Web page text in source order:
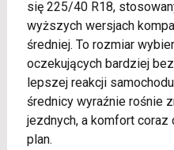
się 225/40 R18,
wyższych wersjach
średniej. To rozmiar
oczekujących bardziej
lepszej reakcji
średnicy wyraźnie rośnie
jezdnych, a komfort
plan.